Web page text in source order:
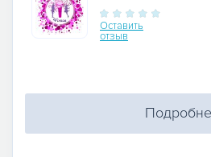
Оставить
отзыв